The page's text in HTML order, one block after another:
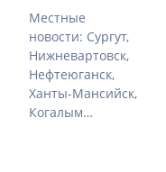
Местные
новости: Сургут,
Нижневартовск,
Нефтеюганск,
Ханты-Мансийск,
Когалым…